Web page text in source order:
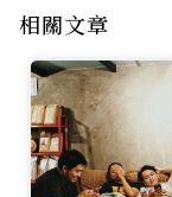
相關文章